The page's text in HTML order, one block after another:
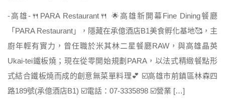
-高雄-🍴PARA Restaurant🍴 🌟高雄新開幕Fine Dining餐廳
「PARA Restaurant」，隱藏在承億酒店B1美食孵化基地🥰，主
廚年輕有實力，曾任職於米其林二星餐廳RAW，與高雄晶英
Ukai-tei鐵板燒；現在從零開始規劃PARA，以法式精緻餐點形
式結合鐵板燒而成的創意無菜單料理💕 ☑️高雄市前鎮區林森四
路189號(承億酒店B1) ☑️電話：07-3335898 ☑️營業 […]